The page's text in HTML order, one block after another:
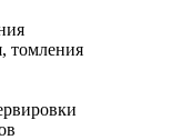
томления